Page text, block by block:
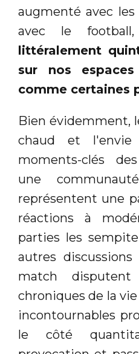
augmenté avec
avec le
littéralement
sur nos
comme certaines
Bien évidemment,
chaud et
moments-clés
une
représentent une
réactions à
parties les
autres
match
chroniques de la
incontournables
le côté